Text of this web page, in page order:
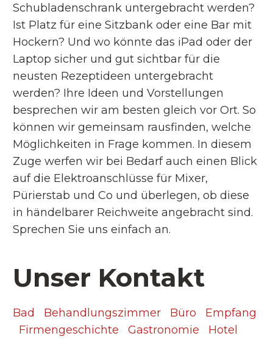
Schubladenschrank untergebracht werden?
Ist Platz für eine Sitzbank oder eine Bar mit
Hockern? Und wo könnte das iPad oder der
Laptop sicher und gut sichtbar für die
neusten Rezeptideen untergebracht
werden? Ihre Ideen und Vorstellungen
besprechen wir am besten gleich vor Ort. So
können wir gemeinsam rausfinden, welche
Möglichkeiten in Frage kommen. In diesem
Zuge werfen wir bei Bedarf auch einen Blick
auf die Elektroanschlüsse für Mixer,
Pürierstab und Co und überlegen, ob diese
in händelbarer Reichweite angebracht sind.
Sprechen Sie uns einfach an.
Unser Kontakt
Bad Behandlungszimmer Büro
Empfang
Firmengeschichte
Gastronomie
Hotel